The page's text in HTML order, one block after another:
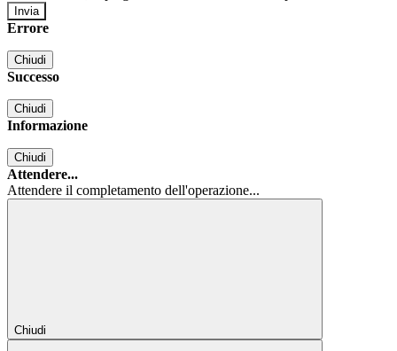
Errore
Chiudi
Successo
Chiudi
Informazione
Chiudi
Attendere...
Attendere il completamento dell'operazione...
Chiudi